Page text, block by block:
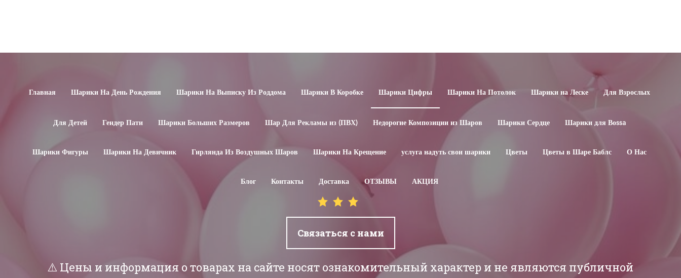
Главная Шарики На День Рождения Шарики На Выписку Из Роддома Шарики В Коробке Шарики Цифры Шарики На Потолок Шарики на Леске Для Взрослых
Для Детей Гендер Пати Шарики Больших Размеров Шар Для Рекламы из (ПВХ) Недорогие Композиции из Шаров Шарики Сердце Шарики для Воssa
Шарики Фигуры Шарики На Девичник Гирлянда Из Воздушных Шаров Шарики На Крещение услуга надуть свои шарики Цветы Цветы в Шаре Баблс О Нас
Блог Контакты Доставка ОТЗЫВЫ АКЦИЯ
Связаться с нами
⚠️ Цены и информация о товарах на сайте носят ознакомительный характер и не являются публичной